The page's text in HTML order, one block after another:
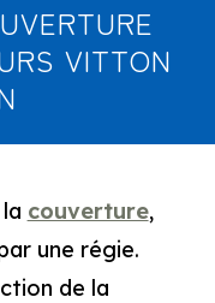
VITTON
couverture,
une régie.
de la